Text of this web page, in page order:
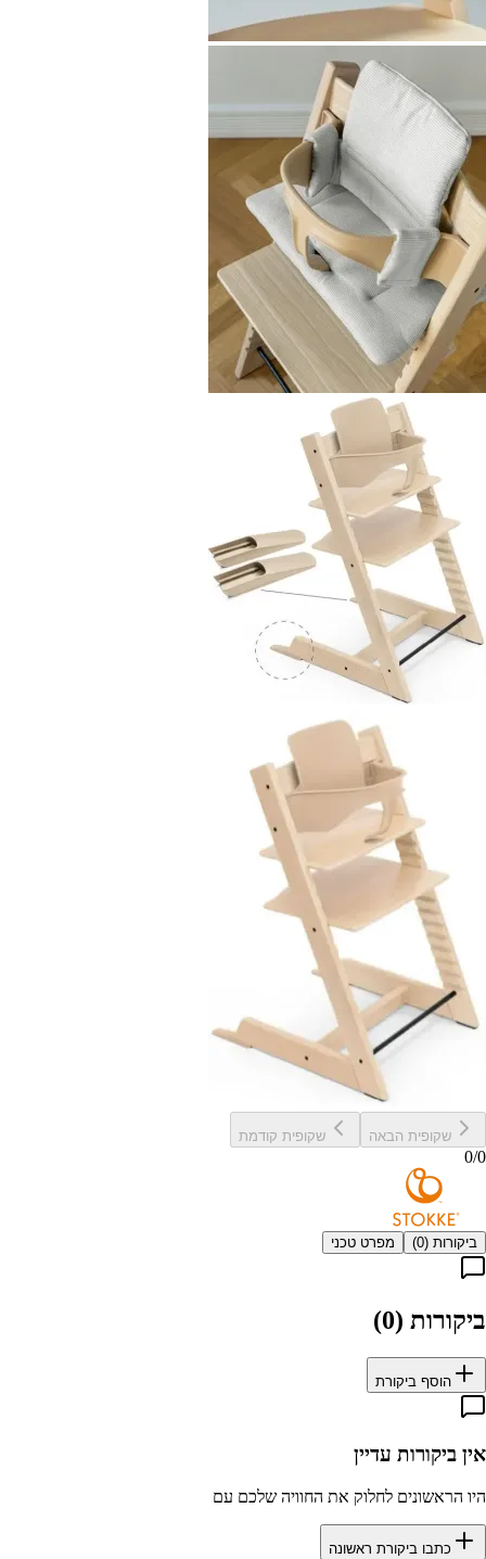
שקופית הבאה שקופית קודמת
0/0
ביקורות (0
) מפרט טכני
ביקורות (0
)
הוסף ביקורת
אין ביקורות עדיין
היו הראשונים לחלוק את החוויה שלכם עם
כתבו ביקורת ראשונה